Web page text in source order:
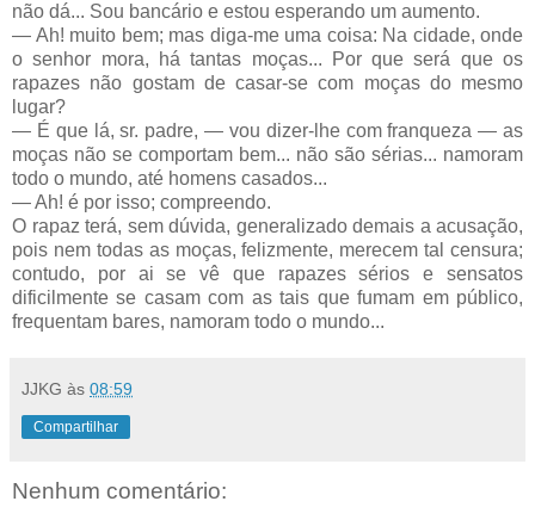
não dá... Sou bancário e estou esperando um aumento.
— Ah! muito bem; mas diga-me uma coisa: Na cidade, onde
o senhor mora, há tantas moças... Por que será que os
rapazes não gostam de casar-se com moças do mesmo
lugar?
— É que lá, sr. padre, — vou dizer-lhe com franqueza — as
moças não se comportam bem... não são sérias... namoram
todo o mundo, até homens casados...
— Ah! é por isso; compreendo.
O rapaz terá, sem dúvida, generalizado demais a acusação,
pois nem todas as moças, felizmente, merecem tal censura;
contudo, por ai se vê que rapazes sérios e sensatos
dificilmente se casam com as tais que fumam em público,
frequentam bares, namoram todo o mundo...
JJKG às 08:59
Compartilhar
Nenhum comentário: